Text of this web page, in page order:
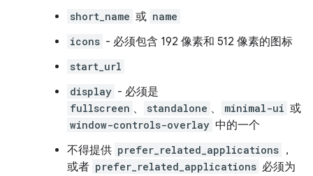
short_name 或 name
icons - 必须包含 192 像素和 512 像素的图标
start_url
display - 必须是
fullscreen 、 standalone 、 minimal-ui 或
window-controls-overlay 中的一个
不得提供 prefer_related_applications ，
或者 prefer_related_applications 必须为